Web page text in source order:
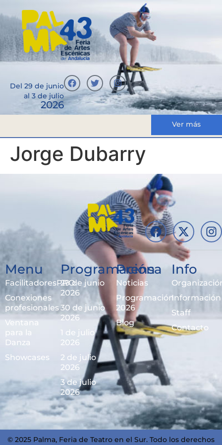
Del 29 de junio
al 3 de julio
2026
Ver más
Jorge Dubarry
Menu
FacilitadoresPRO
Conexiones
profesionales
Ventana
para la
Danza
Showcases
Programación
29 de junio
2026
30 de junio
2026
1 de julio
2026
2 de julio
2026
3 de julio
2026
Prensa
Noticias
Programación
2026
Blog
Info
Información
Staff
Contacto
© 2025 Palma, Feria de Teatro en el Sur. Todo los derechos